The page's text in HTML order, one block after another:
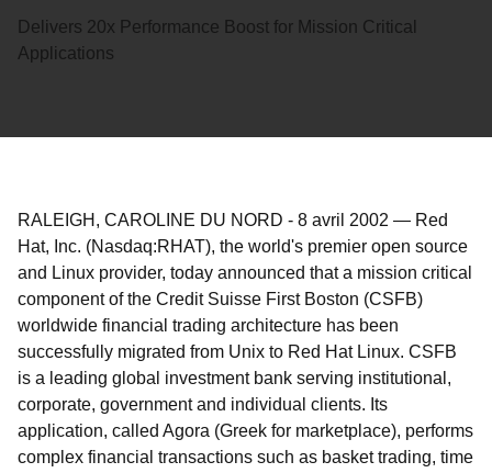
Delivers 20x Performance Boost for Mission Critical
Applications
RALEIGH, CAROLINE DU NORD - 8 avril 2002 — Red
Hat, Inc. (Nasdaq:RHAT), the world's premier open source
and Linux provider, today announced that a mission critical
component of the Credit Suisse First Boston (CSFB)
worldwide financial trading architecture has been
successfully migrated from Unix to Red Hat Linux. CSFB
is a leading global investment bank serving institutional,
corporate, government and individual clients. Its
application, called Agora (Greek for marketplace), performs
complex financial transactions such as basket trading, time